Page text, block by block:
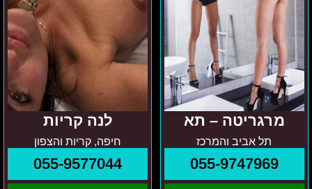
מרגריטה – תא
תל אביב והמרכז
055-9747969
לנה קריות
חיפה, קריות והצפון
055-9577044